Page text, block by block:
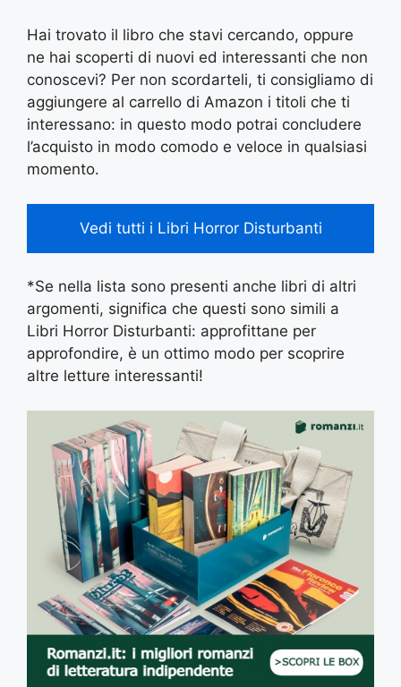
Hai trovato il libro che stavi cercando, oppure
ne hai scoperti di nuovi ed interessanti che non
conoscevi? Per non scordarteli, ti consigliamo di
aggiungere al carrello di Amazon i titoli che ti
interessano: in questo modo potrai concludere
l’acquisto in modo comodo e veloce in qualsiasi
momento.
Vedi tutti i Libri Horror Disturbanti
*Se nella lista sono presenti anche libri di altri
argomenti, significa che questi sono simili a
Libri Horror Disturbanti: approfittane per
approfondire, è un ottimo modo per scoprire
altre letture interessanti!